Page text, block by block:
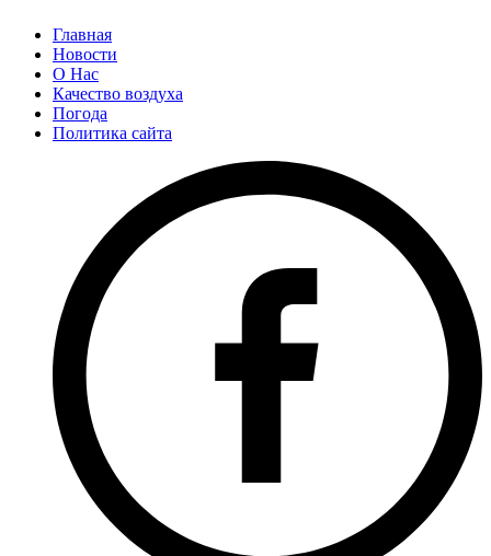
Главная
Новости
О Нас
Качество воздуха
Погода
Политика сайта